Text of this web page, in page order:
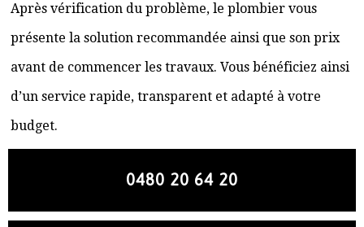
Après vérification du problème, le plombier vous
présente la solution recommandée ainsi que son prix
avant de commencer les travaux. Vous bénéficiez ainsi
d’un service rapide, transparent et adapté à votre
budget.
0480 20 64 20